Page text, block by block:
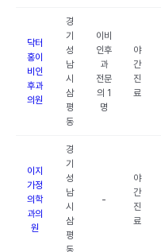
닥터
홍이
비인
후과
의원
경
기
성
남
시
삼
평
동
이비
인후
과
전문
의 1
명
야
간
진
료
이지
가정
의학
과의
원
경
기
성
남
시
삼
평
동
-
야
간
진
료